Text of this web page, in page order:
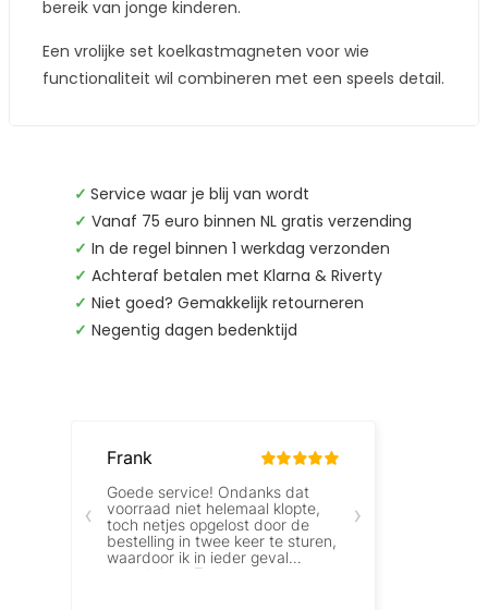
bereik van jonge kinderen.
Een vrolijke set koelkastmagneten voor wie
functionaliteit wil combineren met een speels detail.
✓ Service waar je blij van wordt
✓ Vanaf 75 euro binnen NL gratis verzending
✓ In de regel binnen 1 werkdag verzonden
✓ Achteraf betalen met Klarna & Riverty
✓ Niet goed? Gemakkelijk retourneren
✓ Negentig dagen bedenktijd